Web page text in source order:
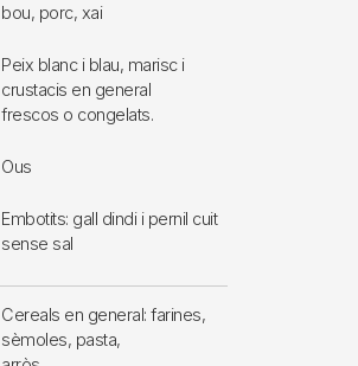
bou, porc, xai
Peix blanc i blau, marisc i
crustacis en general
frescos o congelats.
Ous
Embotits: gall dindi i pernil cuit
sense sal
Cereals en general: farines,
sèmoles, pasta,